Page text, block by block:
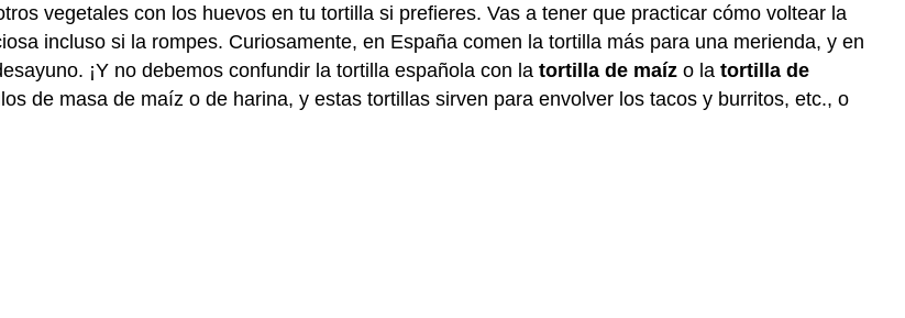
vegetales con los huevos en tu tortilla si prefieres. Vas a tener que practicar cómo voltear la
incluso si la rompes. Curiosamente, en España comen la tortilla más para una merienda, y en
¡Y no debemos confundir la tortilla española con la tortilla de maíz o la tortilla de
de masa de maíz o de harina, y estas tortillas sirven para envolver los tacos y burritos, etc., o